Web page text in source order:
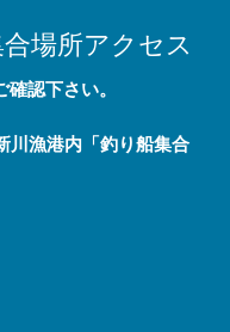
場所アクセス
認下さい。
川漁港内「釣り船集合